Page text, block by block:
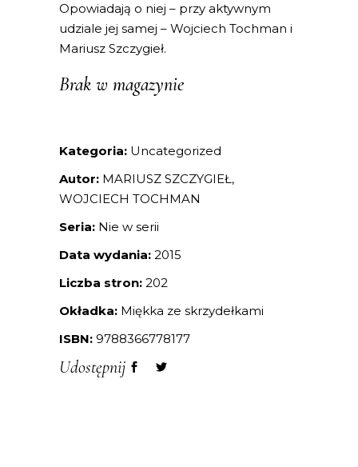
Opowiadają o niej – przy aktywnym
udziale jej samej – Wojciech Tochman i
Mariusz Szczygieł.
Brak w magazynie
Kategoria: Uncategorized
Autor: MARIUSZ SZCZYGIEŁ,
WOJCIECH TOCHMAN
Seria: Nie w serii
Data wydania: 2015
Liczba stron: 202
Okładka: Miękka ze skrzydełkami
ISBN: 9788366778177
Udostępnij